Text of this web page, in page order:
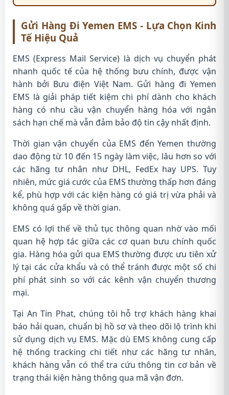
Gửi Hàng Đi Yemen EMS - Lựa Chọn Kinh
Tế Hiệu Quả
EMS (Express Mail Service) là dịch vụ chuyển phát
nhanh quốc tế của hệ thống bưu chính, được vận
hành bởi Bưu điện Việt Nam. Gửi hàng đi Yemen
EMS là giải pháp tiết kiệm chi phí dành cho khách
hàng có nhu cầu vận chuyển hàng hóa với ngân
sách hạn chế mà vẫn đảm bảo độ tin cậy nhất định.
Thời gian vận chuyển của EMS đến Yemen thường
dao động từ 10 đến 15 ngày làm việc, lâu hơn so với
các hãng tư nhân như DHL, FedEx hay UPS. Tuy
nhiên, mức giá cước của EMS thường thấp hơn đáng
kể, phù hợp với các kiện hàng có giá trị vừa phải và
không quá gấp về thời gian.
EMS có lợi thế về thủ tục thông quan nhờ vào mối
quan hệ hợp tác giữa các cơ quan bưu chính quốc
gia. Hàng hóa gửi qua EMS thường được ưu tiên xử
lý tại các cửa khẩu và có thể tránh được một số chi
phí phát sinh so với các kênh vận chuyển thương
mại.
Tại An Tin Phat, chúng tôi hỗ trợ khách hàng khai
báo hải quan, chuẩn bị hồ sơ và theo dõi lộ trình khi
sử dụng dịch vụ EMS. Mặc dù EMS không cung cấp
hệ thống tracking chi tiết như các hãng tư nhân,
khách hàng vẫn có thể tra cứu thông tin cơ bản về
trạng thái kiện hàng thông qua mã vận đơn.